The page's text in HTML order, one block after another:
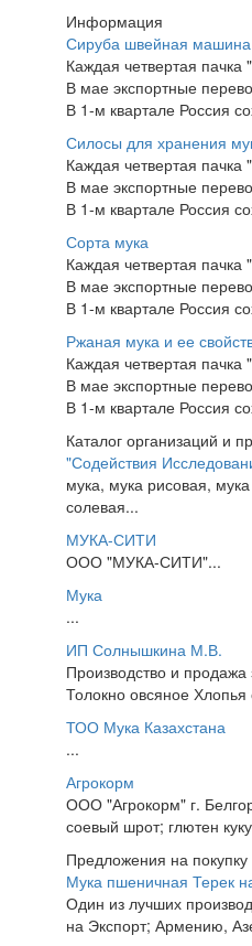
Информация
Сируба швейная машина
Каждая четвертая
В мае экспортные
В 1-м квартале Россия
Силосы для хранения
Каждая четвертая
В мае экспортные
В 1-м квартале Россия
Сорта мука
Каждая четвертая
В мае экспортные
В 1-м квартале Россия
Ржаная мука и ее
Каждая четвертая
В мае экспортные
В 1-м квартале Россия
Каталог организаций и
"Содействия
мука, мука рисовая,
солевая...
МУКА-СИТИ
ООО "МУКА-СИТИ"...
Мука
...
ИП Солнышкина М.В.
Производство и
Толокно овсяное
ТОО Мука Казахстана
...
Агрокорм
ООО "Агрокорм" г.
соевый шрот; глютен
Предложения на
Мука пшеничная Терек
Один из лучших
на Экспорт; Армению,